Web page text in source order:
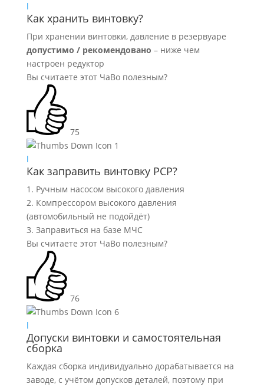
l
Как хранить винтовку?
При хранении винтовки, давление в резервуаре
допустимо / рекомендовано – ниже чем
настроен редуктор
Вы считаете этот ЧаВо полезным?
75
1
l
Как заправить винтовку PCP?
1. Ручным насосом высокого давления
2. Компрессором высокого давления
(автомобильный не подойдёт)
3. Заправиться на базе МЧС
Вы считаете этот ЧаВо полезным?
76
6
l
Допуски винтовки и самостоятельная
сборка
Каждая сборка индивидуально дорабатывается на
заводе, с учётом допусков деталей, поэтому при